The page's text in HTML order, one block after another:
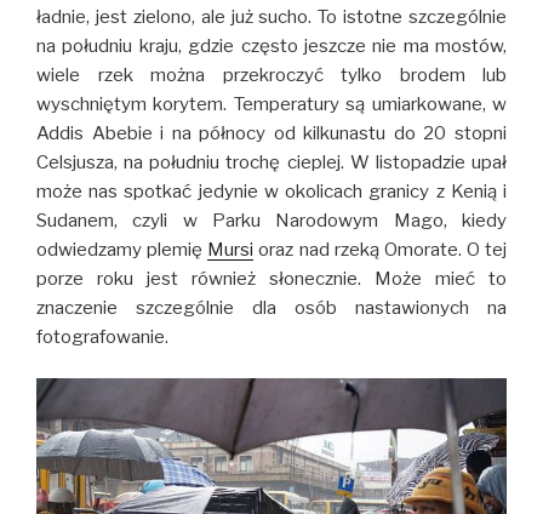
ładnie, jest zielono, ale już sucho. To istotne szczególnie
na południu kraju, gdzie często jeszcze nie ma mostów,
wiele rzek można przekroczyć tylko brodem lub
wyschniętym korytem. Temperatury są umiarkowane, w
Addis Abebie i na północy od kilkunastu do 20 stopni
Celsjusza, na południu trochę cieplej. W listopadzie upał
może nas spotkać jedynie w okolicach granicy z Kenią i
Sudanem, czyli w Parku Narodowym Mago, kiedy
odwiedzamy plemię Mursi oraz nad rzeką Omorate. O tej
porze roku jest również słonecznie. Może mieć to
znaczenie szczególnie dla osób nastawionych na
fotografowanie.